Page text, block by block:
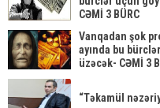
CƏMİ 3 BÜRC
Vanqadan şok
ayında bu
üzəcək- CƏMİ 3
“Təkamül